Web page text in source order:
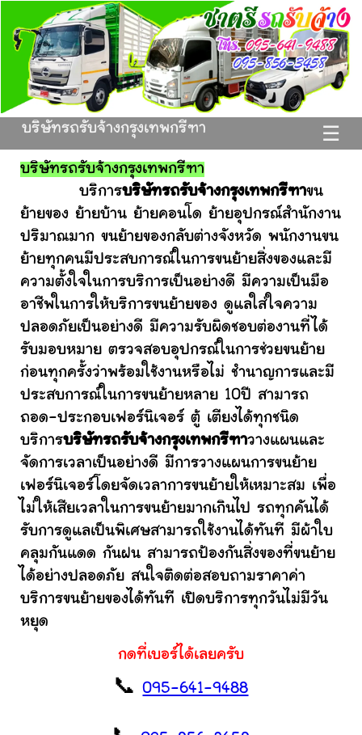
☰
บริษัทรถรับจ้างกรุงเทพกรีฑา
บริษัทรถรับจ้างกรุงเทพกรีฑา
บริการบริษัทรถรับจ้างกรุงเทพกรีฑาขน
ย้ายของ ย้ายบ้าน ย้ายคอนโด ย้ายอุปกรณ์สำนักงาน
ปริมาณมาก ขนย้ายของกลับต่างจังหวัด พนักงานขน
ย้ายทุกคนมีประสบการณ์ในการขนย้ายสิ่งของและมี
ความตั้งใจในการบริการเป็นอย่างดี มีความเป็นมือ
อาชีพในการให้บริการขนย้ายของ ดูแลใส่ใจความ
ปลอดภัยเป็นอย่างดี มีความรับผิดชอบต่องานที่ได้
รับมอบหมาย ตรวจสอบอุปกรณ์ในการช่วยขนย้าย
ก่อนทุกครั้งว่าพร้อมใช้งานหรือไม่ ชำนาญการและมี
ประสบการณ์ในการขนย้ายหลาย 10ปี สามารถ
ถอด-ประกอบเฟอร์นิเจอร์ ตู้ เตียงได้ทุกชนิด
บริการบริษัทรถรับจ้างกรุงเทพกรีฑาวางแผนและ
จัดการเวลาเป็นอย่างดี มีการวางแผนการขนย้าย
เฟอร์นิเจอร์โดยจัดเวลาการขนย้ายให้เหมาะสม เพื่อ
ไม่ให้เสียเวลาในการขนย้ายมากเกินไป รถทุกคันได้
รับการดูแลเป็นพิเศษสามารถใช้งานได้ทันที มีผ้าใบ
คลุมกันแดด กันฝน สามารถป้องกันสิ่งของที่ขนย้าย
ได้อย่างปลอดภัย สนใจติดต่อสอบถามราคาค่า
บริการขนย้ายของได้ทันที เปิดบริการทุกวันไม่มีวัน
หยุด
กดที่เบอร์ได้เลยครับ
📞095-641-9488